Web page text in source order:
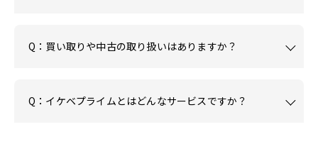
Q：買い取りや中古の取り扱いはありますか？
Q：イケベプライムとはどんなサービスですか？